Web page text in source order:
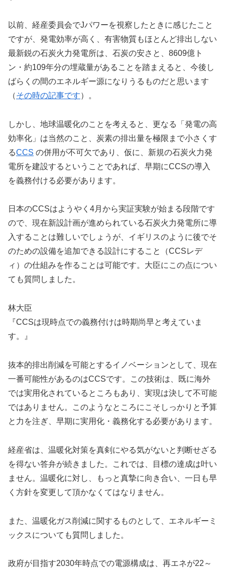
以前、経産委員会でJパワーを視察したときに感じたこと
ですが、発電効率が高く、有害物質もほとんど排出しない
最新鋭の石炭火力発電所は、石炭の安さと、8609億ト
ン・約109年分の埋蔵量があることを踏まえると、今後し
ばらくの間のエネルギー源になりうるものだと思います
（その時の記事です）。
しかし、地球温暖化のことを考えると、更なる「発電の高
効率化」は当然のこと、炭素の排出量を極限まで小さくす
るCCS の併用が不可欠であり、仮に、新規の石炭火力発
電所を建設するということであれば、早期にCCSの導入
を義務付ける必要があります。
日本のCCSはようやく4月から実証実験が始まる段階です
ので、現在新設計画が進められている石炭火力発電所に導
入することは難しいでしょうが、イギリスのように後でそ
のための設備を追加できる設計にすること（CCSレデ
ィ）の仕組みを作ることは可能です。大臣にこの点につい
ても質問しました。
林大臣
『CCSは現時点での義務付けは時期尚早と考えていま
す。』
抜本的排出削減を可能とするイノベーションとして、現在
一番可能性があるのはCCSです。この技術は、既に海外
では実用化されているところもあり、実現は決して不可能
ではありません。このようなところにこそしっかりと予算
と力を注ぎ、早期に実用化・義務化する必要があります。
経産省は、温暖化対策を真剣にやる気がないと判断せざる
を得ない答弁が続きました。これでは、目標の達成は叶い
ません。温暖化に対し、もっと真摯に向き合い、一日も早
く方針を変更して頂かなくてはなりません。
また、温暖化ガス削減に関するものとして、エネルギーミ
ックスについても質問しました。
政府が目指す2030年時点での電源構成は、再エネが22～